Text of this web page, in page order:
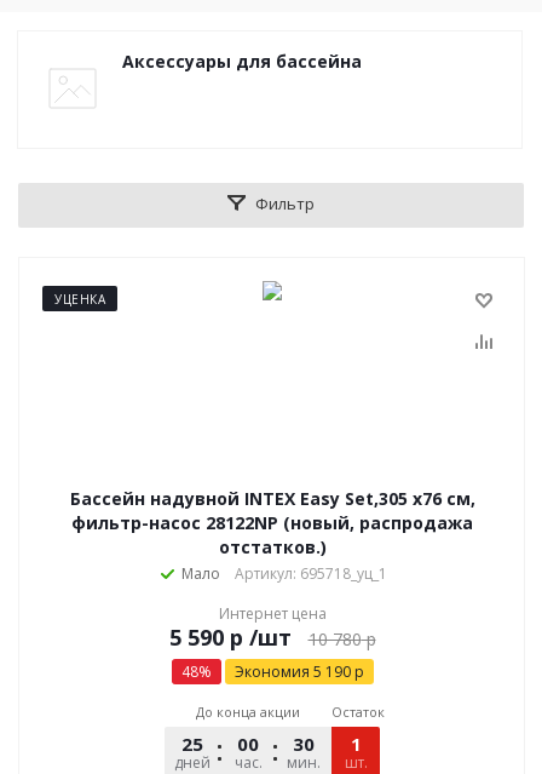
Аксессуары для бассейна
Фильтр
УЦЕНКА
Бассейн надувной INTEX Easy Set,305 х76 см,
фильтр-насос 28122NP (новый, распродажа
отстатков.)
Мало
Артикул: 695718_уц_1
Интернет цена
р /шт 10 780р
48% Экономия 5 190р
До конца акции
25
дней
00
час.
30
мин.
23
сек.
Остаток
1
шт.